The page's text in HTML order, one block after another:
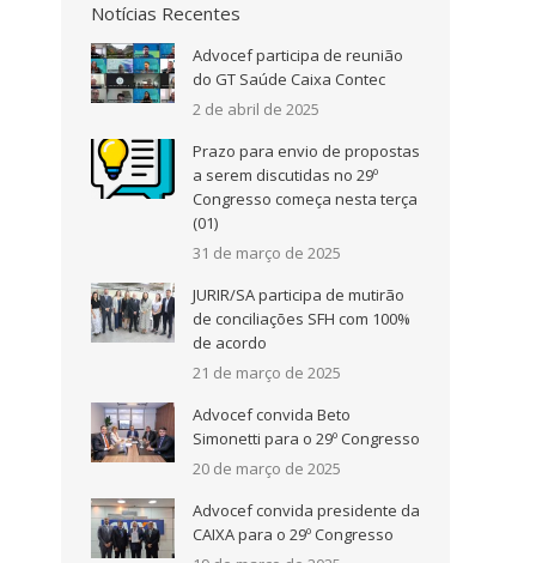
Notícias Recentes
Advocef participa de reunião
do GT Saúde Caixa Contec
2 de abril de 2025
Prazo para envio de propostas
a serem discutidas no 29º
Congresso começa nesta terça
(01)
31 de março de 2025
JURIR/SA participa de mutirão
de conciliações SFH com 100%
de acordo
21 de março de 2025
Advocef convida Beto
Simonetti para o 29º Congresso
20 de março de 2025
Advocef convida presidente da
CAIXA para o 29º Congresso